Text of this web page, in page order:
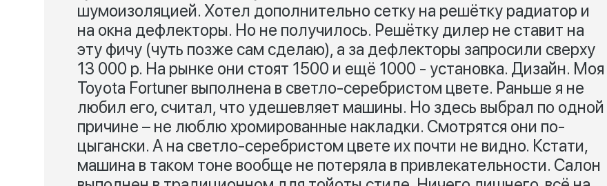
шумоизоляцией. Хотел дополнительно сетку на решётку радиатор и
на окна дефлекторы. Но не получилось. Решётку дилер не ставит на
эту фичу (чуть позже сам сделаю), а за дефлекторы запросили сверху
13 000 р. На рынке они стоят 1500 и ещё 1000 - установка. Дизайн. Моя
Toyota Fortuner выполнена в светло-серебристом цвете. Раньше я не
любил его, считал, что удешевляет машины. Но здесь выбрал по одной
причине – не люблю хромированные накладки. Смотрятся они по-
цыгански. А на светло-серебристом цвете их почти не видно. Кстати,
машина в таком тоне вообще не потеряла в привлекательности. Салон